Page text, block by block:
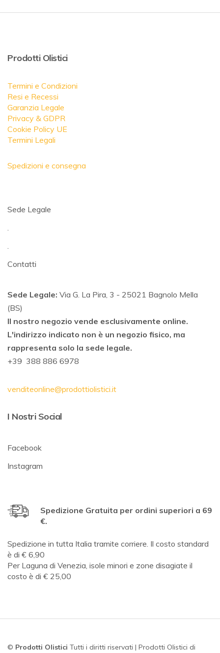
Prodotti Olistici
Termini e Condizioni
Resi e Recessi
Garanzia Legale
Privacy & GDPR
Cookie Policy UE
Termini Legali
Spedizioni e consegna
Sede Legale
.
.
Contatti
Sede Legale: Via G. La Pira, 3 - 25021 Bagnolo Mella
(BS)
Il nostro negozio vende esclusivamente online.
L'indirizzo indicato non è un negozio fisico, ma
rappresenta solo la sede legale.
+39 388 886 6978
venditeonline@prodottiolistici.it
I Nostri Social
Facebook
Instagram
Spedizione Gratuita per ordini superiori a 69
€.
Spedizione in tutta Italia tramite corriere. Il costo standard
è di € 6,90
Per Laguna di Venezia, isole minori e zone disagiate il
costo è di € 25,00
© Prodotti Olistici Tutti i diritti riservati | Prodotti Olistici di